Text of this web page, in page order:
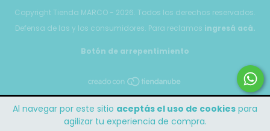
Al navegar por este sitio aceptás el uso de cookies para
agilizar tu experiencia de compra.
Copyright Tienda MARCO - 2026. Todos los derechos reservados.
Defensa de las y los consumidores. Para reclamos ingresá acá.
Botón de arrepentimiento